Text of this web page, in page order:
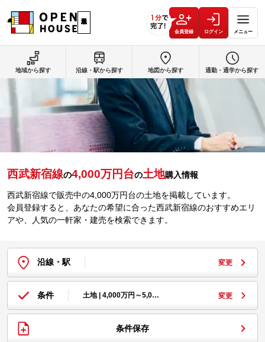
会員登録 ログイン メニュー
西武新宿線の4,000万円台の土地購入情報
西武新宿線で販売中の4,000万円台の土地を掲載しています。
会員登録すると、あなたの希望に合った西武新宿線のおすすめエリ
アや、人気の一軒家・建売を検索できます。
沿線・駅 変更
条件 土地 | 4,000万円～5,0… 変更
条件保存
地域から探す 沿線・駅から探す 地図から探す 通勤・通学から探す